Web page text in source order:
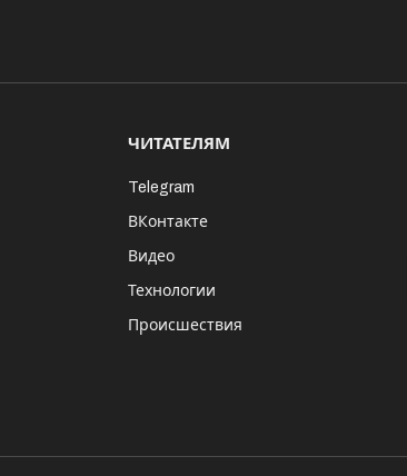
ЧИТАТЕЛЯМ
Telegram
ВКонтакте
Видео
Технологии
Происшествия